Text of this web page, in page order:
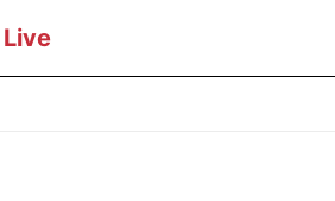
Live